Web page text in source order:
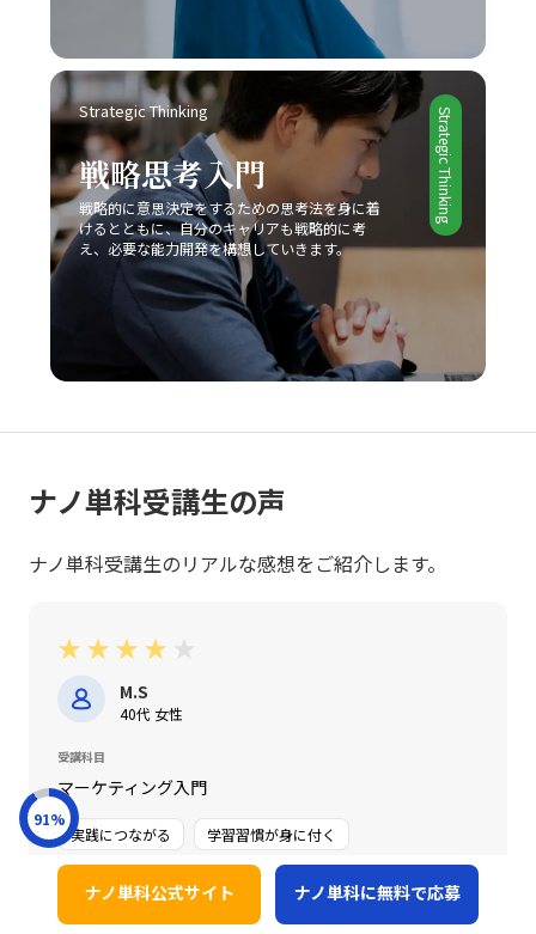
ナノ単科公式サイト ナノ単科に無料で応募
91%
ラ、トヨタ自動車などが、自社の独自性を武器にして激戦
区を勝ち抜いていることからも、自社の強みをしっかりと
把握し、独自の価値提案を行うことの重要性が理解できる
でしょう。さらに、競合他社との違いを明確にし、適切な
タイミングで戦略の見直しと改善を図ることで、どのよう
な厳しい市場環境でも勝利を掴むことが可能となります。
最終的に、レッドオーシャンの戦い方においては、単なる
生存戦略ではなく、今後も持続的な成長を実現するための
基盤として、企業やビジネスパーソン自身が常に学び、挑
戦し続ける姿勢が求められます。現代の急激な変革期にお
いて、若手ビジネスマンが自らのキャリアと企業の成長を
支えるためにも、戦略的思考と柔軟な対応力を身につけ、
レッドオーシャンの荒波を乗り越えるための確固たる手法
を確立することが今後の成功に直結すると言えるでしょ
Strategic Thinking
戦略思考入門
戦略的に意思決定をするための思考法を身に着
けるとともに、自分のキャリアも戦略的に考
え、必要な能力開発を構想していきます。
Strategic Thinking
ナノ単科受講生の声
ナノ単科受講生のリアルな感想をご紹介します。
★ ★ ★ ★
M.S
40代 女性
受講科目
マーケティング入門
実践につながる 学習習慣が身に付く
本講座を通じて、マーケティングとは単なる売るための技術
ではなく、顧客の価値を起点に考える「思考法」であると学